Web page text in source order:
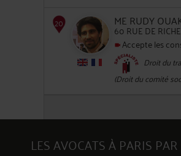
16
17
ME RUDY
60 RUE DE
Accepte les
Droit du
(Droit du comité
LES AVOCATS À PARIS